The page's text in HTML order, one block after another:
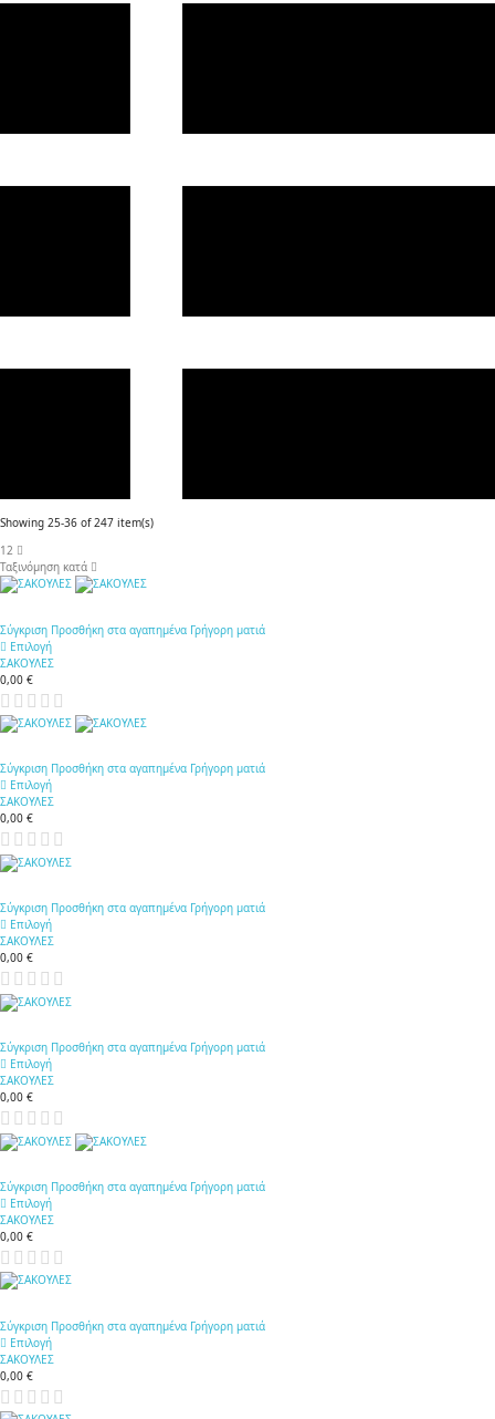
Showing 25-36 of 247 item(s)
12
Ταξινόμηση κατά
Σύγκριση Προσθήκη στα αγαπημένα Γρήγορη ματιά
Επιλογή
ΣΑΚΟΥΛΕΣ
0,00 €
Σύγκριση Προσθήκη στα αγαπημένα Γρήγορη ματιά
Επιλογή
ΣΑΚΟΥΛΕΣ
0,00 €
Σύγκριση Προσθήκη στα αγαπημένα Γρήγορη ματιά
Επιλογή
ΣΑΚΟΥΛΕΣ
0,00 €
Σύγκριση Προσθήκη στα αγαπημένα Γρήγορη ματιά
Επιλογή
ΣΑΚΟΥΛΕΣ
0,00 €
Σύγκριση Προσθήκη στα αγαπημένα Γρήγορη ματιά
Επιλογή
ΣΑΚΟΥΛΕΣ
0,00 €
Σύγκριση Προσθήκη στα αγαπημένα Γρήγορη ματιά
Επιλογή
ΣΑΚΟΥΛΕΣ
0,00 €